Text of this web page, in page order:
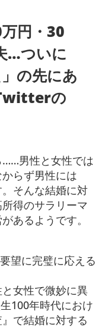
万円・30
…ついに
の先にあ
の
……男性と女性では
らず男性には
。そんな結婚に対
得のサラリーマ
あるようです。
望に完璧に応える
女性で微妙に異
100年時代におけ
で結婚に対する